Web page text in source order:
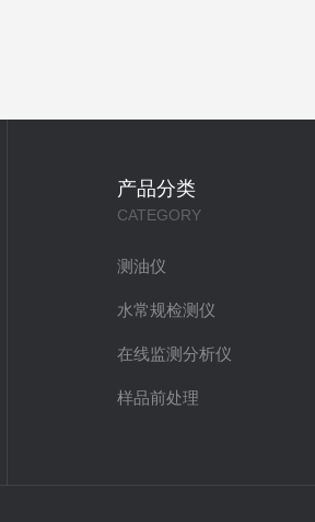
产品分类
CATEGORY
测油仪
水常规检测仪
在线监测分析仪
样品前处理